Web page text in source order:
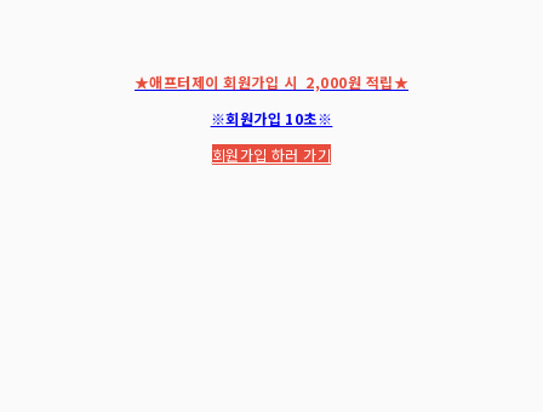
★애프터제이 회원가입 시 2,000원 적립★
※회원가입 10초※
회원가입 하러 가기